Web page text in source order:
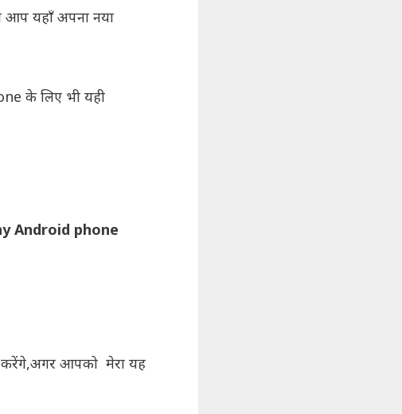
यहाँ अपना नया
के लिए भी यही
Android phone
आपको मेरा यह